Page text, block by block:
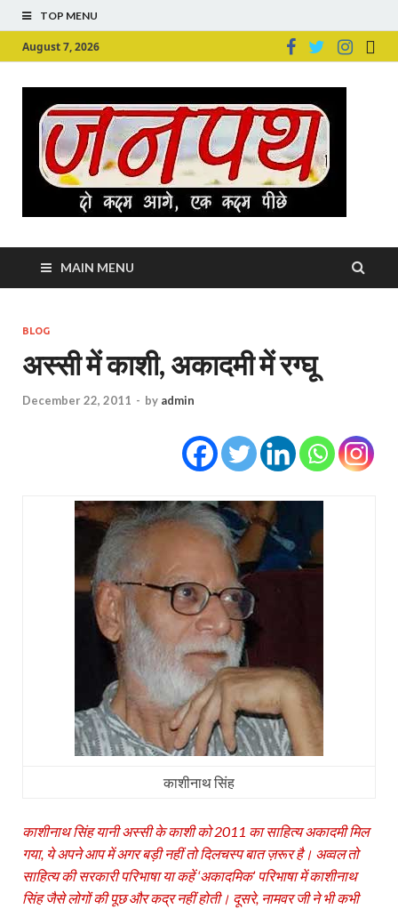
TOP MENU
August 7, 2026
MAIN MENU
BLOG
अस्‍सी में काशी, अकादमी में रग्‍घू
December 22, 2011 - by admin
काशीनाथ सिंह
काशीनाथ सिंह यानी अस्‍सी के काशी को 2011 का साहित्‍य अकादमी मिल
गया, ये अपने आप में अगर बड़ी नहीं तो दिलचस्‍प बात ज़रूर है। अव्‍वल तो
साहित्‍य की सरकारी परिभाषा या कहें ‘अकादमिक’ परिभाषा में काशीनाथ
सिंह जैसे लोगों की पूछ और कद्र नहीं होती। दूसरे, नामवर जी ने भी कभी